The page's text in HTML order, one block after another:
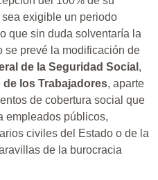
exigible un periodo
que sin duda solventaría la
se prevé la modificación de
de la Seguridad Social ,
de los Trabajadores, aparte
de cobertura social que
empleados públicos,
civiles del Estado o de la
de la burocracia